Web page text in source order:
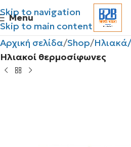
Skip to navigation
Skip to main content
Menu
Αρχική σελίδα Shop
Ηλιακοί θερμοσίφωνες